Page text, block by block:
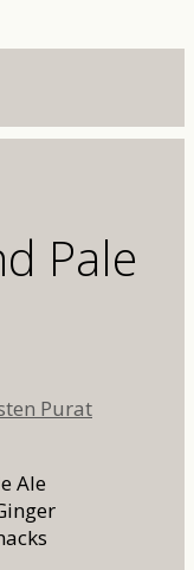
Pale
Purat
Ale